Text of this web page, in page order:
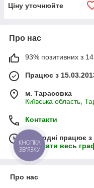
Ціну уточнюйте
Про нас
93% позитивних з 14
Працює з
м. Тарасовка
Київська область,
Контакти
Сьогодні працює
Показати весь
Про нас
КНОПКА
ЗВ'ЯЗКУ